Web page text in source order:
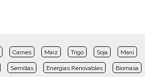
Carnes Maíz Trigo Soja Maní
Semillas Energías Renovables Biomasa